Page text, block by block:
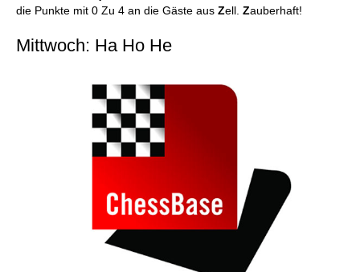
die Punkte mit 0 Zu 4 an die Gäste aus Zell. Zauberhaft!
Mittwoch: Ha Ho He